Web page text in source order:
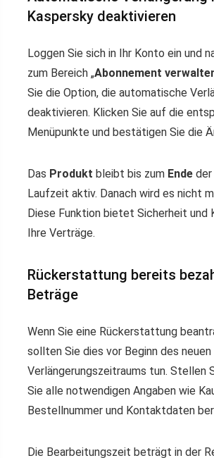
Kaspersky deaktivieren
Loggen Sie sich in Ihr Konto ein und
zum Bereich „Abonnement
Sie die Option, die automatische
deaktivieren. Klicken Sie auf die
Menüpunkte und bestätigen Sie die
Das Produkt bleibt bis zum Ende
Laufzeit aktiv. Danach wird es nicht
Diese Funktion bietet Sicherheit und
Ihre Verträge.
Rückerstattung bereits
Beträge
Wenn Sie eine Rückerstattung
sollten Sie dies vor Beginn des neuen
Verlängerungszeitraums tun. Stellen
Sie alle notwendigen Angaben wie
Bestellnummer und Kontaktdaten
Die Bearbeitungszeit beträgt in der